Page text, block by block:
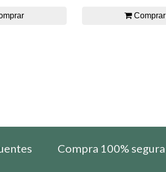
Comprar
Compra 100% segura